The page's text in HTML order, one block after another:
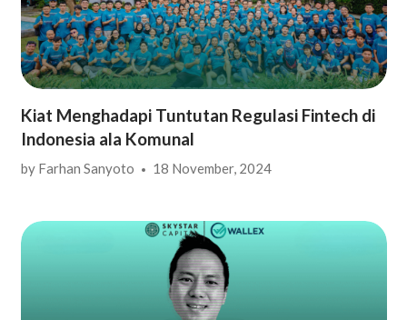
Kiat Menghadapi Tuntutan Regulasi Fintech di
Indonesia ala Komunal
by Farhan Sanyoto 18 November, 2024